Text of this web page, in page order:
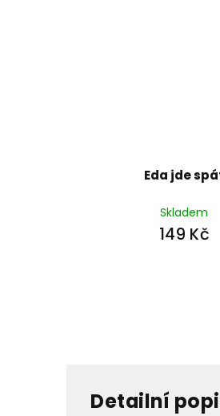
Eda jde
Skladem
149 Kč
Detailní